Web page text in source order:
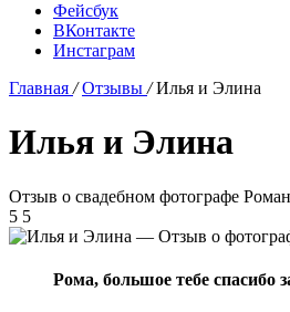
Фейсбук
ВКонтакте
Инстаграм
Главная / Отзывы / Илья и Элина
Илья и Элина
Отзыв о свадебном фотографе
5 5
Рома, большое тебе спасибо